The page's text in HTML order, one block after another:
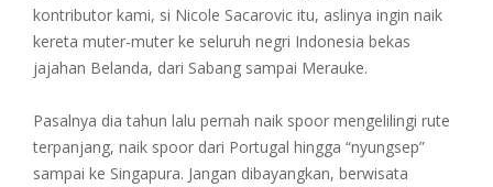
kontributor kami, si Nicole Sacarovic itu, aslinya ingin naik
kereta muter-muter ke seluruh negri Indonesia bekas
jajahan Belanda, dari Sabang sampai Merauke.
Pasalnya dia tahun lalu pernah naik spoor mengelilingi rute
terpanjang, naik spoor dari Portugal hingga “nyungsep”
sampai ke Singapura. Jangan dibayangkan, berwisata